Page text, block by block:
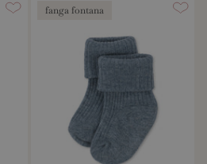
fanga fontana